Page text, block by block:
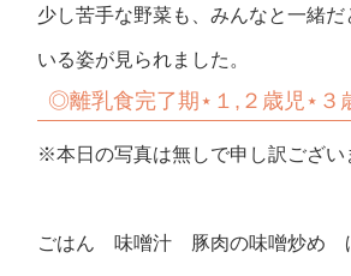
少し苦手な野菜も、みんなと一緒だ
いる姿が見られました。
◎離乳食完了期⋆１,２歳児⋆
※本日の写真は無しで申し訳ござい
ごはん 味噌汁 豚肉の味噌炒め